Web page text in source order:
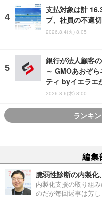
支払対象は計
プ、社員の不適
2026.8.4(火) 8:05
銀行が法人顧客
～ GMOあおぞ
ティ byイエラエ
2026.8.6(木) 8:00
ランキ
編集
脆弱性診断の内製
内製化支援の取り組
のだが毎回返事は芳